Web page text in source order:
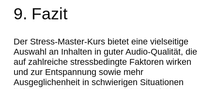
9. Fazit
Der Stress-Master-Kurs bietet eine vielseitige
Auswahl an Inhalten in guter Audio-Qualität, die
auf zahlreiche stressbedingte Faktoren wirken
und zur Entspannung sowie mehr
Ausgeglichenheit in schwierigen Situationen